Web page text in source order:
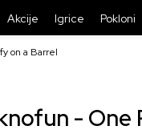
Akcije Igrice Pokloni
on a Barrel
-